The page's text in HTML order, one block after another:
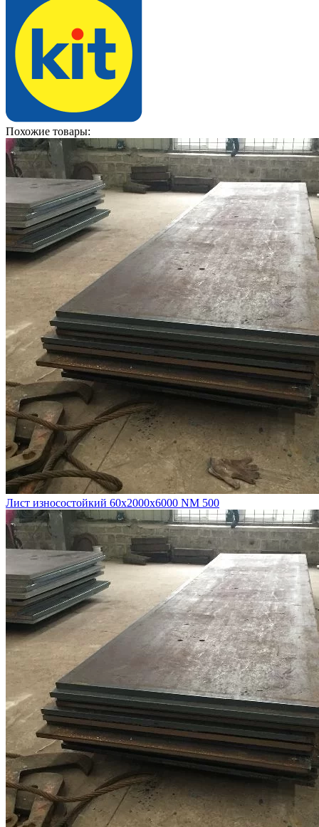
Похожие товары:
Лист износостойкий 60х2000х6000 NM 500